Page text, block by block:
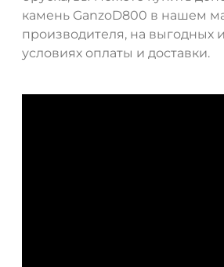
камень GanzoD800 в нашем
производителя, на выгодных
условиях оплаты и доставки.